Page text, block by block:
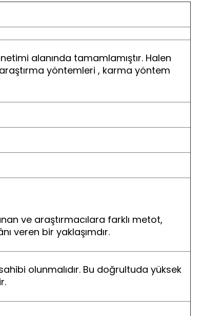
alanında tamamlamıştır. Halen
yöntemleri , karma yöntem
ve araştırmacılara farklı metot,
veren bir yaklaşımdır.
olunmalıdır. Bu doğrultuda yüksek